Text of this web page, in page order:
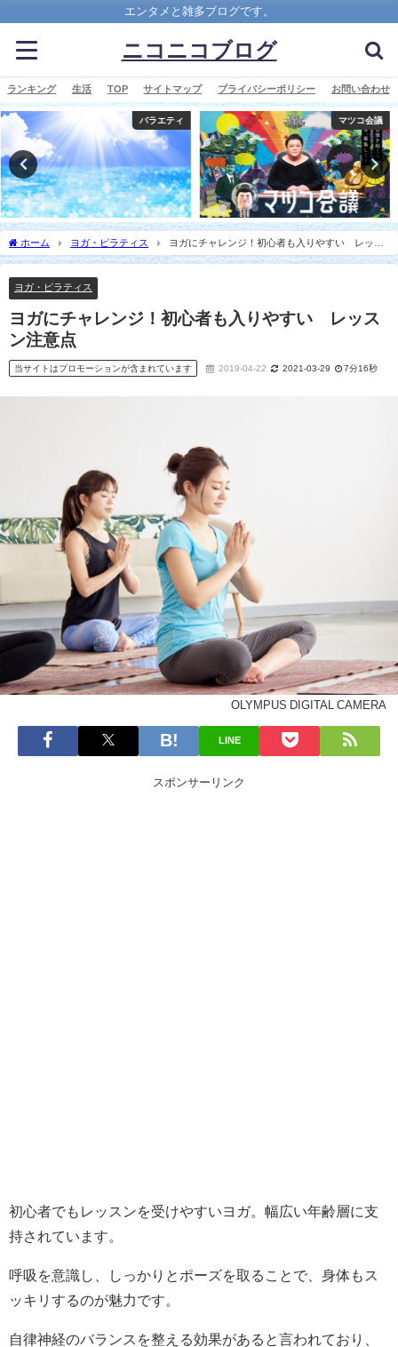
エンタメと雑多ブログです。
ニコニコブログ
ランキング 生活 TOP サイトマップ プライバシーポリシー お問い合わせ
マツコ会議 めざましテレビ
ホーム ヨガ・ピラティス
ヨガにチャレンジ！初心者も入りやすい レッス
ン注意点
ヨガ・ピラティス
ヨガにチャレンジ！初心者も入りやすい レッス
ン注意点
当サイトはプロモーションが含まれています 2019-04-22 2021-03-29 7分16秒
OLYMPUS DIGITAL CAMERA
LINE
スポンサーリンク
初心者でもレッスンを受けやすいヨガ。幅広い年齢層に支
持されています。
呼吸を意識し、しっかりとポーズを取ることで、身体もス
ッキリするのが魅力です。
自律神経のバランスを整える効果があると言われており、